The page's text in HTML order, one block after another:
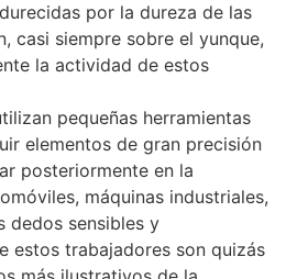
por la dureza de las
casi siempre sobre el yunque,
la actividad de estos
pequeñas herramientas
elementos de gran precisión
posteriormente en la
máquinas industriales,
dedos sensibles y
estos trabajadores son quizás